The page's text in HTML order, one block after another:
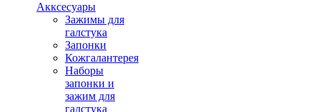
Акксесуары
Зажимы для
галстука
Запонки
Кожгалантерея
Наборы
запонки и
зажим для
галстука